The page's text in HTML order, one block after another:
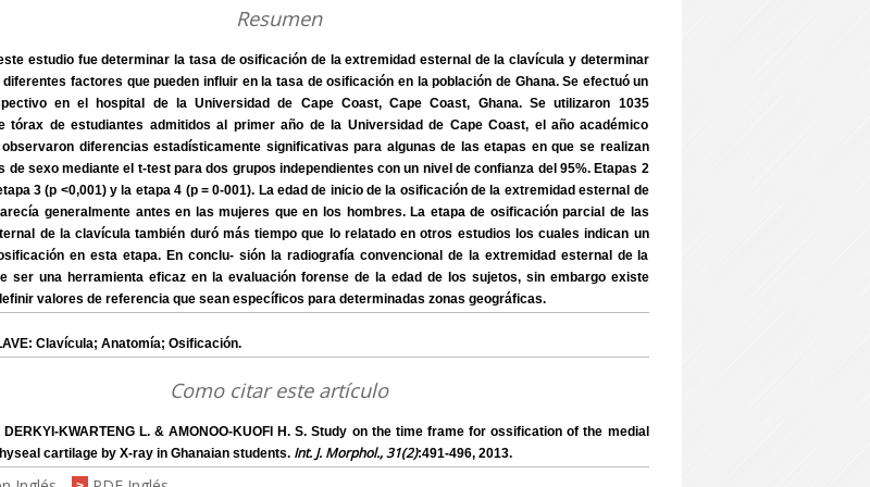
Resumen
estudio fue determinar la tasa de osificación de la extremidad esternal de la clavícula y determinar
factores que pueden influir en la tasa de osificación en la población de Ghana. Se efectuó un
en el hospital de la Universidad de Cape Coast, Cape Coast, Ghana. Se utilizaron 1035
tórax de estudiantes admitidos al primer año de la Universidad de Cape Coast, el año académico
observaron diferencias estadísticamente significativas para algunas de las etapas en que se realizan
de sexo mediante el t-test para dos grupos independientes con un nivel de confianza del 95%. Etapas 2
3 (p <0,001) y la etapa 4 (p = 0-001). La edad de inicio de la osificación de la extremidad esternal de
generalmente antes en las mujeres que en los hombres. La etapa de osificación parcial de las
de la clavícula también duró más tiempo que lo relatado en otros estudios los cuales indican un
en esta etapa. En conclu- sión la radiografía convencional de la extremidad esternal de la
ser una herramienta eficaz en la evaluación forense de la edad de los sujetos, sin embargo existe
valores de referencia que sean específicos para determinadas zonas geográficas.
Clavícula; Anatomía; Osificación.
Como citar este artículo
DERKYI-KWARTENG L. & AMONOO-KUOFI H. S. Study on the time frame for ossification of the medial
cartilage by X-ray in Ghanaian students. Int. J. Morphol., 31(2):491-496, 2013.